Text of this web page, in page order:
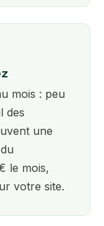
mois : peu
des
une
le mois,
votre site.